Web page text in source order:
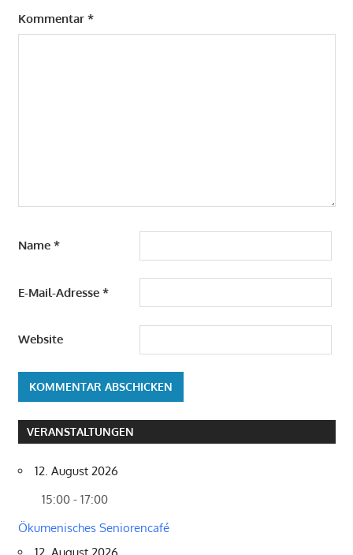
Kommentar *
Name *
E-Mail-Adresse *
Website
VERANSTALTUNGEN
12. August 2026
15:00 - 17:00
Ökumenisches Seniorencafé